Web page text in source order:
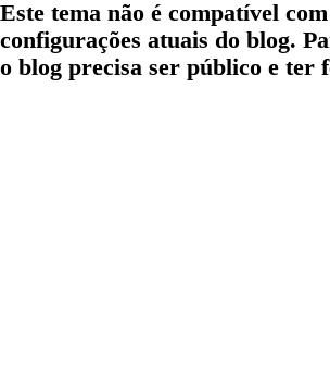
Este tema não é compatível com
configurações atuais do blog.
o blog precisa ser público e ter